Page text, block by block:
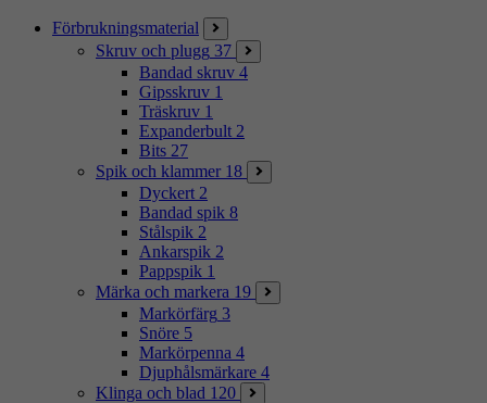
Förbrukningsmaterial
Skruv och plugg 37
Bandad skruv 4
Gipsskruv 1
Träskruv 1
Expanderbult 2
Bits 27
Spik och klammer 18
Dyckert 2
Bandad spik 8
Stålspik 2
Ankarspik 2
Pappspik 1
Märka och markera 19
Markörfärg 3
Snöre 5
Markörpenna 4
Djuphålsmärkare 4
Klinga och blad 120